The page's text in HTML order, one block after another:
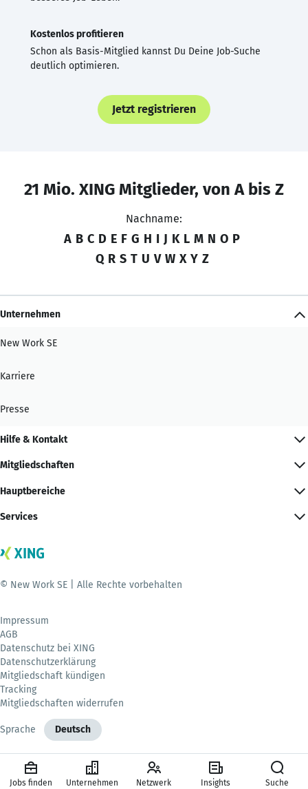
Kostenlos profitieren
Schon als Basis-Mitglied kannst Du Deine Job-Suche
deutlich optimieren.
Jetzt registrieren
21 Mio. XING Mitglieder, von A bis Z
Nachname:
A B C D E F G H I J K L M N O P
Q R S T U V W X Y Z
Unternehmen
New Work SE
Karriere
Presse
Hilfe & Kontakt
Mitgliedschaften
Hauptbereiche
Services
© New Work SE | Alle Rechte vorbehalten
Impressum
AGB
Datenschutz bei XING
Datenschutzerklärung
Mitgliedschaft kündigen
Tracking
Mitgliedschaften widerrufen
Sprache Deutsch
Jobs finden Unternehmen Netzwerk Insights Suche